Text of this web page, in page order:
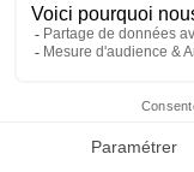
Faire-part
Eglise
4 Place de